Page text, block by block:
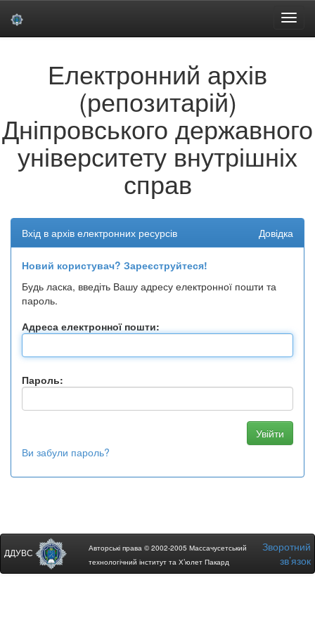
Електронний архів
(репозитарій)
Дніпровського державного
університету внутрішніх
справ
Вхід в архів електронних ресурсів Довідка
Новий користувач? Зареєструйтеся!
Будь ласка, введіть Вашу адресу електронної пошти та
пароль.
Адреса електронної пошти:
Пароль:
Ви забули пароль?
ДДУВС
Авторські права © 2002-2005 Массачусетський
технологічний інститут та Х’юлет Пакард
Зворотний
зв’язок